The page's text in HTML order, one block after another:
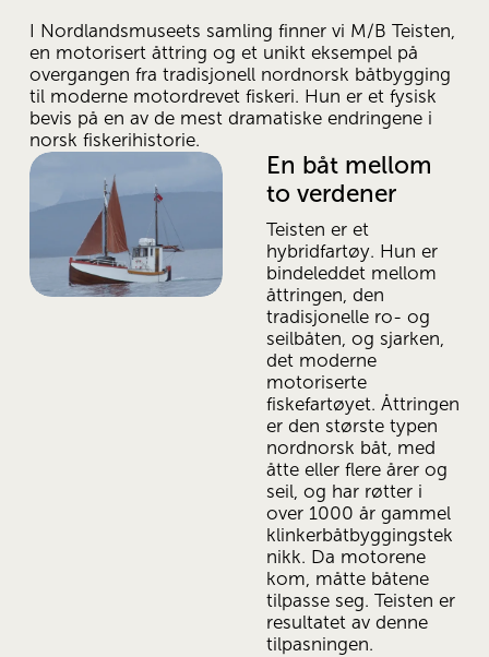
I Nordlandsmuseets samling finner vi M/B Teisten,
en motorisert åttring og et unikt eksempel på
overgangen fra tradisjonell nordnorsk båtbygging
til moderne motordrevet fiskeri. Hun er et fysisk
bevis på en av de mest dramatiske endringene i
norsk fiskerihistorie.
En båt mellom
to verdener
Teisten er et
hybridfartøy. Hun er
bindeleddet mellom
åttringen, den
tradisjonelle ro- og
seilbåten, og sjarken,
det moderne
motoriserte
fiskefartøyet. Åttringen
er den største typen
nordnorsk båt, med
åtte eller flere årer og
seil, og har røtter i
over 1000 år gammel
klinkerbåtbyggingstek
nikk. Da motorene
kom, måtte båtene
tilpasse seg. Teisten er
resultatet av denne
tilpasningen.